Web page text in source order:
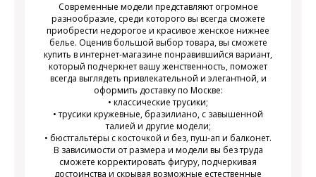
Современные модели представляют огромное
разнообразие, среди которого вы всегда сможете
приобрести недорогое и красивое женское нижнее
белье. Оценив большой выбор товара, вы сможете
купить в интернет-магазине понравившийся вариант,
который подчеркнет вашу женственность, поможет
всегда выглядеть привлекательной и элегантной, и
оформить доставку по Москве:
• классические трусики;
• трусики кружевные, бразилиано, с завышенной
талией и другие модели;
• бюстгальтеры с косточкой и без, пуш-ап и балконет.
В зависимости от размера и модели вы без труда
сможете корректировать фигуру, подчеркивая
достоинства и скрывая возможные естественные